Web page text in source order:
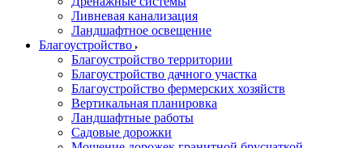
Ливневая канализация
Ландшафтное освещение
Благоустройство
Благоустройство территории
Благоустройство дачного участка
Благоустройство фермерских хозяйств
Вертикальная планировка
Ландшафтные работы
Садовые дорожки